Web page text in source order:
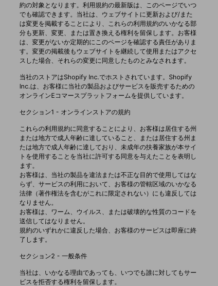
約の対象となります。利用規約の最新版は、このページでいつ
でも確認できます。当社は、ウェブサイトに更新および/また
は変更を掲載することにより、これらの利用規約のいかなる部
分も更新、変更、または置き換える権利を留保します。お客様
は、変更がないか定期的にこのページを確認する責任がありま
す。変更の掲載後もウェブサイトを継続して使用またはアクセ
スした場合、それらの変更に同意したものとみなされます。
当社のストアはShopify Inc.でホストされています。Shopify
Inc.は、お客様に当社の製品およびサービスを販売するための
オンラインEコマースプラットフォームを提供しています。
セクション1 - オンラインストアの規約
これらの利用規約に同意することにより、お客様は居住する州
または地方で成人年齢に達していること、または居住する州ま
たは地方で成人年齢に達しており、未成年の扶養家族が本サイ
トを使用することを当社に許可する同意を与えたことを表明し
ます。
お客様は、当社の製品を違法または不正な目的で使用してはな
らず、サービスの利用において、お客様の管轄区域のいかなる
法律（著作権法を含むがこれに限定されない）にも違反しては
なりません。
お客様は、ワーム、ウイルス、または破壊的な性質のコードを
送信してはなりません。
規約のいずれかに違反した場合、お客様のサービスは即座に終
了します。
セクション2 - 一般条件
当社は、いかなる理由であっても、いつでも誰に対してもサー
ビスを拒否する権利を留保します。